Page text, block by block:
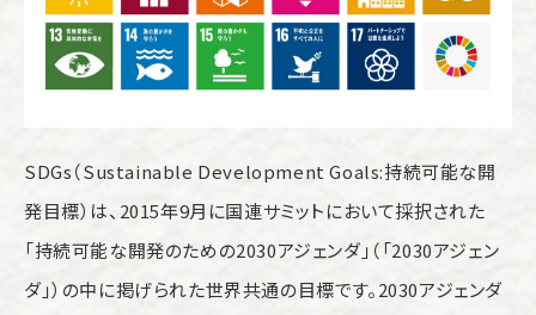
SDGs（Sustainable Development Goals:持続可能な開
発目標）は、2015年9月に国連サミットにおいて採択された
「持続可能な開発のための2030アジェンダ」（「2030アジェン
ダ」）の中に掲げられた世界共通の目標です。2030アジェンダ